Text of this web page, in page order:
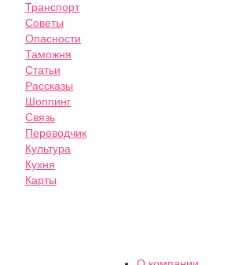
Транспорт
Советы
Опасности
Таможня
Статьи
Рассказы
Шоппинг
Связь
Переводчик
Культура
Кухня
Карты